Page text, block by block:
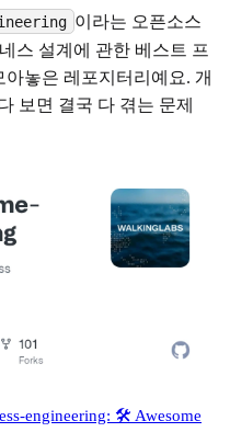
이라는 오픈소스
스 설계에 관한 베스트 프
놓은 레포지터리예요. 개
보면 결국 다 겪는 문제
engineering: 🛠️ Awesome